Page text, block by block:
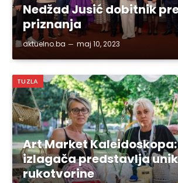
Nedžad Jusić dobitnik
priznanja
aktuelno.ba maj 10, 2023
TUZLA
Art Market Kaleidoskopa:
izlagača predstavlja
rukotvorine